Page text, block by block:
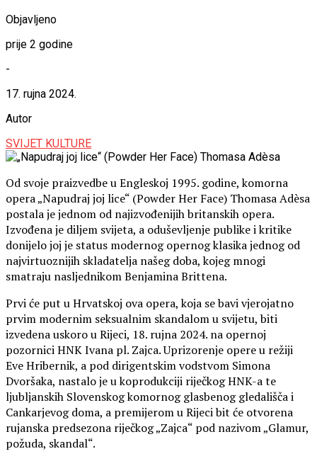
Objavljeno
prije 2 godine
-
17. rujna 2024.
Autor
SVIJET KULTURE
Od svoje praizvedbe u Engleskoj 1995. godine, komorna
opera „Napudraj joj lice“ (Powder Her Face) Thomasa Adèsa
postala je jednom od najizvođenijih britanskih opera.
Izvođena je diljem svijeta, a oduševljenje publike i kritike
donijelo joj je status modernog opernog klasika jednog od
najvirtuoznijih skladatelja našeg doba, kojeg mnogi
smatraju nasljednikom Benjamina Brittena.
Prvi će put u Hrvatskoj ova opera, koja se bavi vjerojatno
prvim modernim seksualnim skandalom u svijetu, biti
izvedena uskoro u Rijeci, 18. rujna 2024. na opernoj
pozornici HNK Ivana pl. Zajca. Uprizorenje opere u režiji
Eve Hribernik, a pod dirigentskim vodstvom Simona
Dvoršaka, nastalo je u koprodukciji riječkog HNK-a te
ljubljanskih Slovenskog komornog glasbenog gledališča i
Cankarjevog doma, a premijerom u Rijeci bit će otvorena
rujanska predsezona riječkog „Zajca“ pod nazivom „Glamur,
požuda, skandal“.